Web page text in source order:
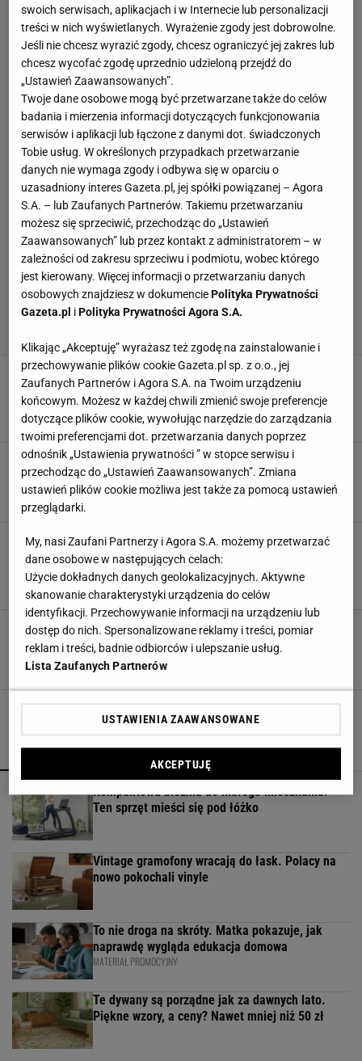
Jak urządzić kuchnie w stylu art deco? Będzie
ona funkcjonalna, a zarazem elegancka
ARANŻACJE KUCHNI ARANŻACJE WNĘTRZ
ART DECO
STYL ART DECO
Jak urządzić salon w stylu art deco? Te
elementy łączą funkcjonalność z elegancją
ARANŻACJE SALONU ARANŻACJE WNĘTRZ ART DECO SALON
Sypialnia w stylu art deco, czyli jak połączyć
elegancję z funkcjonalnością
ARANŻACJA SYPIALNI ARANŻACJE WNĘTRZ
ART DECO
STYL ART DECO
Art deco w aranżacji sypialni
ARANŻACJA SYPIALNI ARANŻACJE WNĘTRZ ART DECO
PROJEKTOWANIE WNĘTRZ
POPULARNE NAJNOWSZE
Kompaktowa bieżnia do małego mieszkania.
Ten sprzęt mieści się pod łóżko
Vintage gramofony wracają do łask. Polacy na
nowo pokochali vinyle
To nie droga na skróty. Matka pokazuje, jak
naprawdę wygląda edukacja domowa
MATERIAŁ PROMOCYJNY
Te dywany są porządne jak za dawnych lato.
Piękne wzory, a ceny? Nawet mniej niż 50 zł
swoich serwisach, aplikacjach i w Internecie lub personalizacji
treści w nich wyświetlanych. Wyrażenie zgody jest dobrowolne.
Jeśli nie chcesz wyrazić zgody, chcesz ograniczyć jej zakres lub
chcesz wycofać zgodę uprzednio udzieloną przejdź do
„Ustawień Zaawansowanych”.
Twoje dane osobowe mogą być przetwarzane także do celów
badania i mierzenia informacji dotyczących funkcjonowania
serwisów i aplikacji lub łączone z danymi dot. świadczonych
Tobie usług. W określonych przypadkach przetwarzanie
danych nie wymaga zgody i odbywa się w oparciu o
uzasadniony interes Gazeta.pl, jej spółki powiązanej – Agora
S.A. – lub Zaufanych Partnerów. Takiemu przetwarzaniu
możesz się sprzeciwić, przechodząc do „Ustawień
Zaawansowanych” lub przez kontakt z administratorem – w
zależności od zakresu sprzeciwu i podmiotu, wobec którego
jest kierowany. Więcej informacji o przetwarzaniu danych
osobowych znajdziesz w dokumenciePolityka Prywatności
Gazeta.pl iPolityka Prywatności Agora S.A.
Klikając „Akceptuję” wyrażasz też zgodę na zainstalowanie i
przechowywanie plików cookie Gazeta.pl sp. z o.o., jej
Zaufanych Partnerów i Agora S.A. na Twoim urządzeniu
końcowym. Możesz w każdej chwili zmienić swoje preferencje
dotyczące plików cookie, wywołując narzędzie do zarządzania
twoimi preferencjami dot. przetwarzania danych poprzez
odnośnik „Ustawienia prywatności ” w stopce serwisu i
przechodząc do „Ustawień Zaawansowanych”. Zmiana
ustawień plików cookie możliwa jest także za pomocą ustawień
przeglądarki.
My, nasi Zaufani Partnerzy i Agora S.A. możemy przetwarzać
dane osobowe w następujących celach:
Użycie dokładnych danych geolokalizacyjnych. Aktywne
skanowanie charakterystyki urządzenia do celów
identyfikacji. Przechowywanie informacji na urządzeniu lub
dostęp do nich. Spersonalizowane reklamy i treści, pomiar
reklam i treści, badnie odbiorców i ulepszanie usług.
Lista Zaufanych Partnerów
USTAWIENIA ZAAWANSOWANE
AKCEPTUJĘ